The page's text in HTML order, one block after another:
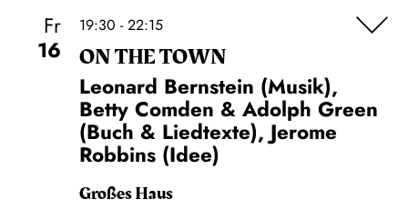
Fr
16
19:30 - 22:15
ON THE TOWN
Leonard Bernstein (Musik),
Betty Comden & Adolph Green
(Buch & Liedtexte), Jerome
Robbins (Idee)
Großes Haus